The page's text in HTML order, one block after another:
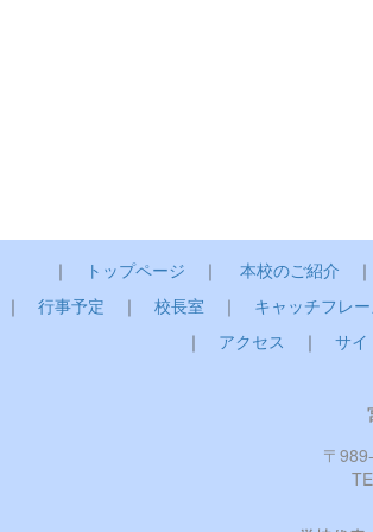
｜ トップページ ｜ 本校のご紹介
｜ 行事予定 ｜ 校長室 ｜ キャッチフレ
｜ アクセス ｜ サイ
〒